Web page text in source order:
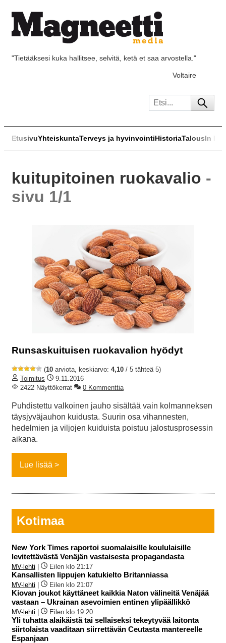
"Tietääksesi kuka hallitsee, selvitä, ketä et saa arvostella."
Voltaire
EtusivuYhteiskuntaTerveys ja hyvinvointiHistoriaTalousIn
kuitupitoinen ruokavalio -
sivu 1/1
Runsaskuituisen ruokavalion hyödyt
(10 arviota, keskiarvo: 4,10 / 5 tähteä 5)
Toimitus
9.11.2016
2422 Näyttökerrat
0 Kommenttia
Puhdistettu valkoinen jauho sisältää vain kolmanneksen
täysjyväjauhon kuidusta. Suurin osa vihannesten,
hedelmien ja viljojen kuiduista poistuu jalostusprosessin
aikana.
Lue lisää
Kotimaa
New York Times raportoi suomalaisille koululaisille
levitettävästä Venäjän vastaisesta propagandasta
MV-lehti Eilen klo 21:17
Kansallisten lippujen katukielto Britanniassa
MV-lehti Eilen klo 21:07
Kiovan joukot käyttäneet kaikkia Naton välineitä Venäjää
vastaan – Ukrainan asevoimien entinen ylipäällikkö
MV-lehti Eilen klo 19:20
Yli tuhatta alaikäistä tai sellaiseksi tekeytyvää laitonta
siirtolaista vaaditaan siirrettävän Ceutasta mantereelle
Espanjaan